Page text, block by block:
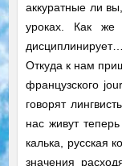
аккуратные ли
уроках. Как же
дисциплинирует…
Откуда к нам
французского
говорят
нас живут
калька, русская
значения